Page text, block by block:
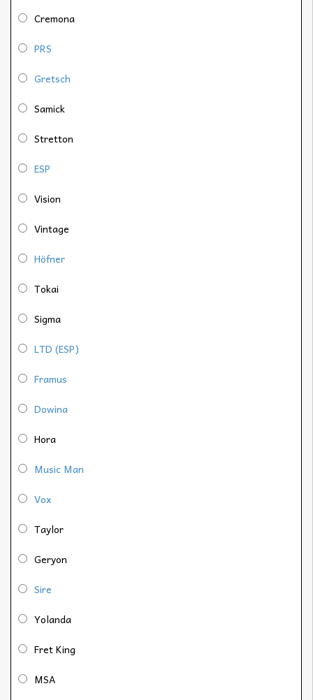
Cremona
PRS
Gretsch
Samick
Stretton
ESP
Vision
Vintage
Höfner
Tokai
Sigma
LTD (ESP)
Framus
Dowina
Hora
Music Man
Vox
Taylor
Geryon
Sire
Yolanda
Fret King
MSA